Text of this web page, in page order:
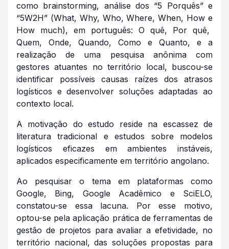
como brainstorming, análise dos “5 Porquês” e
“5W2H” (What, Why, Who, Where, When, Howe
How much), em português: O quê, Por quê,
Quem, Onde, Quando, Como e Quanto, e a
realização de uma pesquisa anônima com
gestores atuantes no território local, buscou-se
identificar possíveis causas raízes dos atrasos
logísticos e desenvolver soluções adaptadas ao
contexto local.
A motivação do estudo reside na escassez de
literatura tradicional e estudos sobre modelos
logísticos eficazes em ambientes instáveis,
aplicados especificamente em território angolano.
Ao pesquisar o tema em plataformas como
Google, Bing, Google Acadêmico e SciELO,
constatou-se essa lacuna. Por esse motivo,
optou-se pela aplicação prática de ferramentas de
gestão de projetos para avaliar a efetividade, no
território nacional, das soluções propostas para